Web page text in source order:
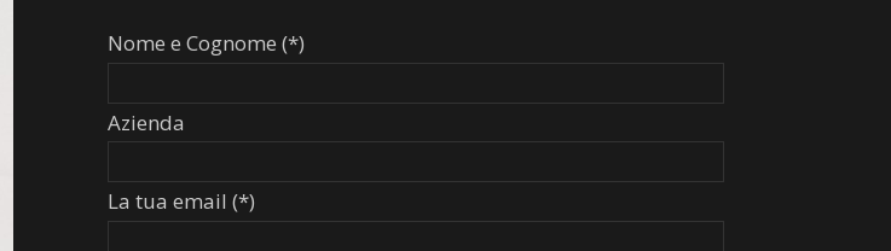
Nome e Cognome (*)
Azienda
La tua email (*)